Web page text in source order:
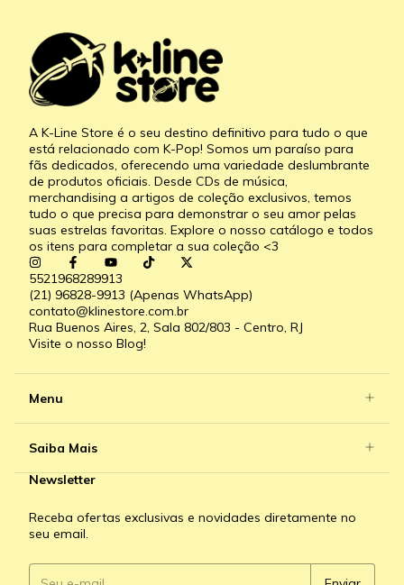
A K-Line Store é o seu destino definitivo para tudo o que
está relacionado com K-Pop! Somos um paraíso para
fãs dedicados, oferecendo uma variedade deslumbrante
de produtos oficiais. Desde CDs de música,
merchandising a artigos de coleção exclusivos, temos
tudo o que precisa para demonstrar o seu amor pelas
suas estrelas favoritas. Explore o nosso catálogo e todos
os itens para completar a sua coleção <3
5521968289913
(21) 96828-9913 (Apenas WhatsApp)
contato@klinestore.com.br
Rua Buenos Aires, 2, Sala 802/803 - Centro, RJ
Visite o nosso Blog!
Menu
Saiba Mais
Newsletter
Receba ofertas exclusivas e novidades diretamente no
seu email.